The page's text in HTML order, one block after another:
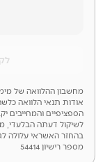
מחשבון ההלוואה של מימון
אודות תנאי הלוואה כלשהי
הספציפיים והמחייבים
לשיקול דעתה הבלעדי,
בהחזר האשראי עלולה לגרור
מספר רישיון 54414